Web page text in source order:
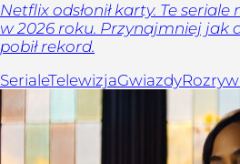
Netflix odsłonił karty. Te
w 2026 roku. Przynajmniej jak
pobił rekord.
SerialeTelewizjaGwiazdy